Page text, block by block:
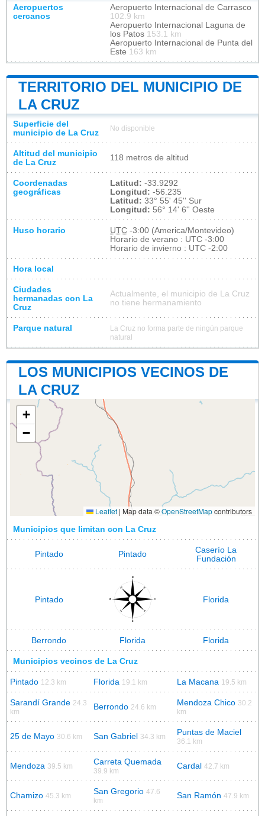
Aeropuertos
cercanos
Aeropuerto Internacional de Carrasco
102.9 km
Aeropuerto Internacional Laguna de
los Patos 153.1 km
Aeropuerto Internacional de Punta del
Este 163 km
TERRITORIO DEL MUNICIPIO DE
LA CRUZ
Superficie del
municipio de La Cruz
No disponible
Altitud del municipio
de La Cruz
118 metros de altitud
Coordenadas
geográficas
Latitud: -33.9292
Longitud: -56.235
Latitud: 33° 55' 45'' Sur
Longitud: 56° 14' 6'' Oeste
Huso horario UTC -3:00 (America/Montevideo)
Horario de verano : UTC -3:00
Horario de invierno : UTC -2:00
Hora local
Ciudades
hermanadas con La
Cruz
Actualmente, el municipio de La Cruz
no tiene hermanamiento
Parque natural
La Cruz no forma parte de ningún parque
natural
LOS MUNICIPIOS VECINOS DE
LA CRUZ
+
−
Leaflet | Map data ©OpenStreetMapcontributors
Municipios que limitan con La Cruz
Pintado Pintado
Caserío La
Fundación
Pintado Florida
Berrondo Florida Florida
Municipios vecinos de La Cruz
Pintado 12.3 km Florida 19.1 km La Macana 19.5 km
Sarandí Grande 24.3
km
Berrondo 24.6 km Mendoza Chico 30.2
km
25 de Mayo 30.6 km San Gabriel 34.3 km Puntas de Maciel
36.1 km
Mendoza 39.5 km Carreta Quemada
39.9 km
Cardal 42.7 km
Chamizo 45.3 km San Gregorio 47.6
km
San Ramón 47.9 km